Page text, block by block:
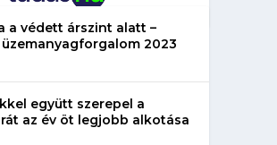
a védett árszint alatt –
2023
együtt szerepel a
az év öt legjobb alkotása